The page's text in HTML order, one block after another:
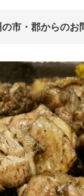
の市・郡からのお